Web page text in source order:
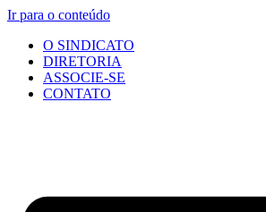
Ir para o conteúdo
O SINDICATO
DIRETORIA
ASSOCIE-SE
CONTATO